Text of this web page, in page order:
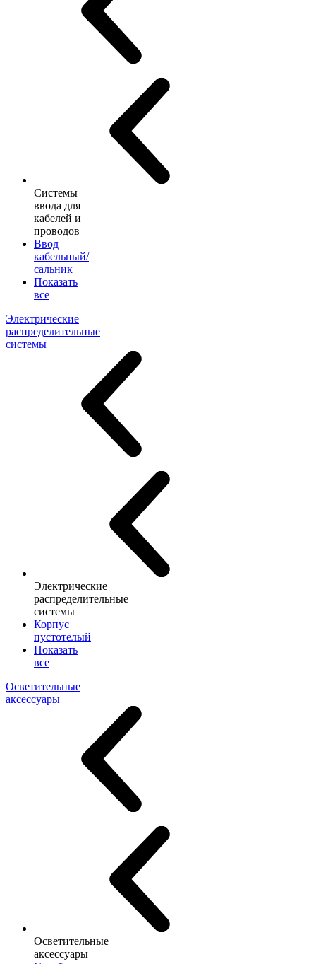
Системы
ввода для
кабелей и
проводов
Ввод
кабельный/
сальник
Показать
все
Электрические
распределительные
системы
Электрические
распределительные
системы
Корпус
пустотелый
Показать
все
Осветительные
аксессуары
Осветительные
аксессуары